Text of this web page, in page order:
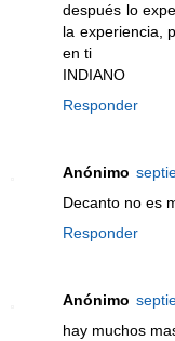
después lo
la experiencia,
en ti
INDIANO
Responder
Anónimo
Decanto no es
Responder
Anónimo
hay muchos